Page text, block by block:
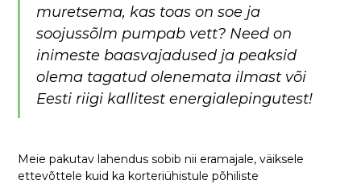
muretsema, kas toas on soe ja
soojussõlm pumpab vett? Need on
inimeste baasvajadused ja peaksid
olema tagatud olenemata ilmast või
Eesti riigi kallitest energialepingutest!
Meie pakutav lahendus sobib nii eramajale, väiksele
ettevõttele kuid ka korteriühistule põhiliste